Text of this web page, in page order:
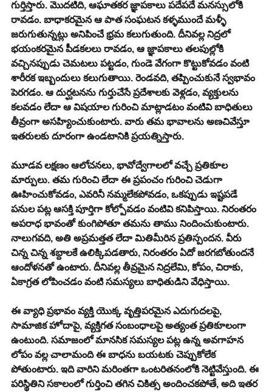
గుర్తిస్తారు. మొదటిది, ఆఘాతకర జ్ఞాపకాలు పదేపదే మనస్సులోకి
రావడం. బాధాకరమైన ఆ పాత సంఘటన కళ్ళముందే మళ్ళీ
జరుగుతున్నట్లు అనిపించే భ్రమ కలుగుతుంది. దీనివల్ల నిద్రలో
భయంకరమైన పీడకలలు రావడం, ఆ జ్ఞాపకాలు తలపుల్లోకి
వచ్చినప్పుడు చెమటలు పట్టడం, గుండె వేగంగా కొట్టుకోవడం వంటి
శారీరక ఇబ్బందులు కలుగుతాయి. రెండవది, తప్పించుకునే స్వభావం
పెరగడం. ఆ దుర్ఘటనను గుర్తుచేసే ప్రదేశాలకు వెళ్లడం, వ్యక్తులను
కలవడం లేదా ఆ విషయాల గురించి మాట్లాడటం వంటివి బాధితులు
తీవ్రంగా అసహ్యించుకుంటారు. వారు తమ భావాలను అణచివేస్తూ
ఇతరులకు దూరంగా ఉండటానికి ప్రయత్నిస్తారు.
మూడవ లక్షణం ఆలోచనలు, భావోద్వేగాలలో వచ్చే ప్రతికూల
మార్పులు. తమ గురించి లేదా ఈ ప్రపంచం గురించి చెడుగా
ఊహించుకోవడం, ఎవరినీ నమ్మలేకపోవడం, ఒకప్పుడు ఇష్టపడే
పనుల పట్ల ఆసక్తి పూర్తిగా కోల్పోవడం వంటివి కనిపిస్తాయి. నిరంతరం
అపరాధ భావంతో కుంగిపోతూ తమను తాము నిందించుకుంటారు.
నాలుగవది, అతి అప్రమత్తత లేదా మితిమీరిన ప్రతిస్పందన. వీరు
చిన్న చిన్న శబ్దాలకే ఉలిక్కిపడతారు, నిరంతరం ఏదో జరగబోతుందనే
ఆందోళనతో ఉంటారు. దీనివల్ల తీవ్రమైన నిద్రలేమి, కోపం, చిరాకు,
ఏకాగ్రత లోపించడం వంటి సమస్యలు బాధితుడిని వేధిస్తాయి.
ఈ వ్యాధి ప్రభావం వ్యక్తి యొక్క వృత్తిపరమైన ఎదుగుదలపై,
సామాజిక హోదాపై, వ్యక్తిగత సంబంధాలపై అత్యంత ప్రతికూలంగా
ఉంటుంది. సమాజంలో మానసిక సమస్యల పట్ల ఉన్న అవగాహన
లోపం వల్ల చాలామంది ఈ బాధను బయటకు చెప్పుకోలేక
పోతుంటారు. ఇది వారిని మరింతగా ఒంటరితనంలోకి నెట్టివేస్తుంది. ఈ
పరిస్థితిని సకాలంలో గుర్తించి తగిన చికిత్స అందించకపోతే, అది ఇతర